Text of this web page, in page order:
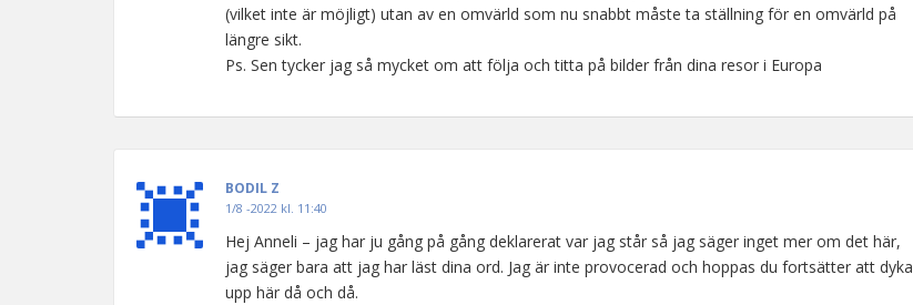
(vilket inte är möjligt) utan av en omvärld som nu snabbt måste ta ställning för en omvärld på
längre sikt.
Ps. Sen tycker jag så mycket om att följa och titta på bilder från dina resor i Europa
BODIL Z
1/8 -2022 kl. 11:40
Hej Anneli – jag har ju gång på gång deklarerat var jag står så jag säger inget mer om det här,
jag säger bara att jag har läst dina ord. Jag är inte provocerad och hoppas du fortsätter att dyka
upp här då och då.